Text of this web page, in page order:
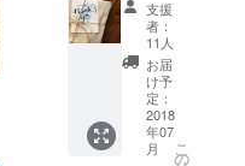
生懸命
日本語
も勉強
してい
るの
で、聞
き取り
にくい
ンボジ
アチー
ムと僕
からあ
なた
（御
社）
へ、手
支援
者：
11人
お届
け予
定：
2018
年07
月
こ
の